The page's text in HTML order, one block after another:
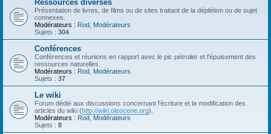
Ressources diverses
Présentation de livres, de films ou de sites traitant de la déplétion ou de sujet
connexes.
Modérateurs : Rod Modérateurs
Sujets : 304
Conférences
Conférences et réunions en rapport avec le pic pétrolier et l'épuisement des
ressources naturelles.
Modérateurs : Rod Modérateurs
Sujets : 37
Le wiki
Forum dédié aux discussions concernant l'écriture et la modification des
articles du wiki (http://wiki.oleocene.org).
Modérateurs : Rod Modérateurs
Sujets : 8